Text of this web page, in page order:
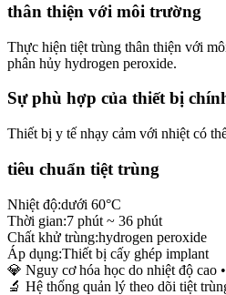
thân thiện với môi trường
Thực hiện tiệt trùng thân thiện với
phân hủy hydrogen peroxide.
Sự phù hợp của thiết bị
Thiết bị y tế nhạy cảm với nhiệt có
tiêu chuẩn tiệt trùng
Nhiệt độ:dưới 60°C
Thời gian:7 phút ~ 36 phút
Chất khử trùng:hydrogen peroxide
Áp dụng:Thiết bị cấy ghép implant
💎 Nguy cơ hóa học do nhiệt độ cao
🔬 Hệ thống quản lý theo dõi tiệt